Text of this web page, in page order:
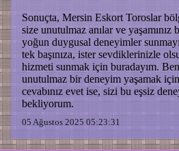
Sonuçta, Mersin Eskort Toroslar
size unutulmaz anılar ve yaşamınız
yoğun duygusal deneyimler
tek başınıza, ister sevdiklerinizle
hizmeti sunmak için buradayım.
unutulmaz bir deneyim yaşamak için
cevabınız evet ise, sizi bu eşsiz
bekliyorum.
05 Ağustos 2025 05:23:31